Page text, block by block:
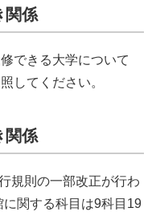
関係
できる大学について
してください。
関係
規則の一部改正が行わ
関する科目は9科目19